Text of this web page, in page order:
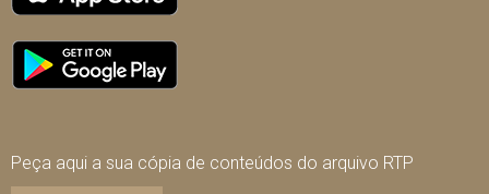
Peça aqui a sua cópia de conteúdos do arquivo RTP